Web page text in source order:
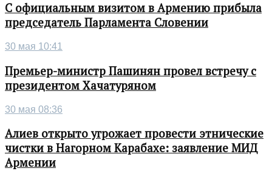
С официальным визитом в Армению прибыла
председатель Парламента Словении
30 мая 10:41
Премьер-министр Пашинян провел встречу с
президентом Хачатуряном
30 мая 08:36
Алиев открыто угрожает провести этнические
чистки в Нагорном Карабахе: заявление МИД
Армении